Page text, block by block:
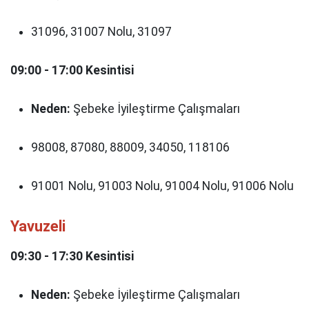
31096, 31007 Nolu, 31097
09:00 - 17:00 Kesintisi
Neden: Şebeke İyileştirme Çalışmaları
98008, 87080, 88009, 34050, 118106
91001 Nolu, 91003 Nolu, 91004 Nolu, 91006 Nolu
Yavuzeli
09:30 - 17:30 Kesintisi
Neden: Şebeke İyileştirme Çalışmaları